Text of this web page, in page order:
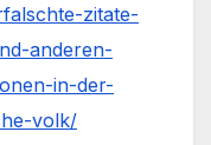
zitate-
anderen-
in-der-
volk/